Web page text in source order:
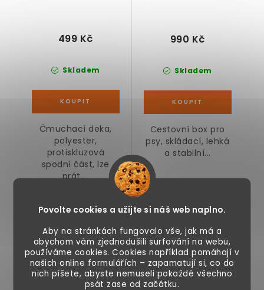
Povolte cookies a užijte si náš web naplno.
Aby na stránkách fungovalo vše, jak má a
abychom vám zjednodušili surfování na webu,
používáme cookies. Cookies například pomáhají v
našich online formulářích – zapamatují si, co do
nich píšete, abyste nemuseli pokaždé všechno
psát zase od začátku.
Skladem
499 Kč
Čmuchací deka,
polyester,
protiskluzová
spodní část, lze
prát,...
Skladem
990 Kč
Cestovní box pro
psy, skládací, lehká
a stabilní...
Skládací cestovní